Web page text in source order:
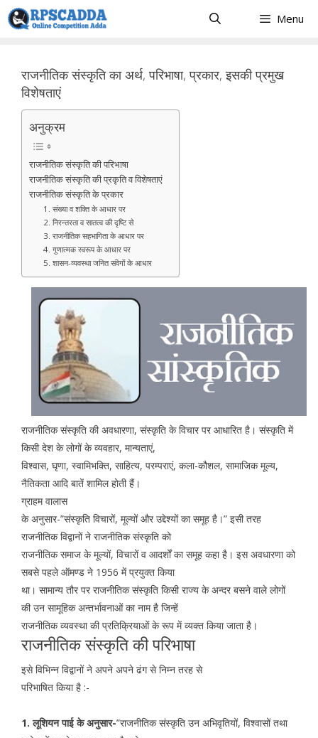
Skip
to
Menu
राजनीतिक संस्कृति का अर्थ, परिभाषा, प्रकार, इसकी प्रमुख
विशेषताएं
अनुक्रम
राजनीतिक संस्कृति की परिभाषा
राजनीतिक संस्कृति की प्रकृति व विशेषताएं
राजनीतिक संस्कृति के प्रकार
1. संख्या व शक्ति के आधार पर
2. निरन्तरता व सातत्व की दृष्टि से
3. राजनीतिक सहभागिता के आधार पर
4. गुणात्मक स्वरूप के आधार पर
5. शासन-व्यवस्था जनित संवेगों के आधार
राजनीतिक संस्कृति की अवधारणा, संस्कृति के विचार पर आधारित है। संस्कृति में
किसी देश के लोगों के व्यवहार, मान्यताएं,
विश्वास, घृणा, स्वामिभक्ति, साहित्य, परम्पराएं, कला-कौशल, सामाजिक मूल्य,
नैतिकता आदि बातें शामिल होती हैं।
ग्राहम वालास
के अनुसार-”संस्कृति विचारों, मूल्यों और उद्देश्यों का समूह है।” इसी तरह
राजनीतिक विद्वानों ने राजनीतिक संस्कृति को
राजनीतिक समाज के मूल्यों, विचारों व आदर्शों का समूह कहा है। इस अवधारणा को
सबसे पहले ऑमण्ड ने 1956 में प्रयुक्त किया
था। सामान्य तौर पर राजनीतिक संस्कृति किसी राज्य के अन्दर बसने वाले लोगों
की उन सामूहिक अन्तर्भावनाओं का नाम है जिन्हें
राजनीतिक व्यवस्था की प्रतिक्रियाओं के रूप में व्यक्त किया जाता है।
राजनीतिक संस्कृति की परिभाषा
इसे विभिन्न विद्वानों ने अपने अपने ढंग से निम्न तरह से
परिभाषित किया है :-
1. लूशियन पाई के अनुसार-”राजनीतिक संस्कृति उन अभिवृतियों, विश्वासों तथा